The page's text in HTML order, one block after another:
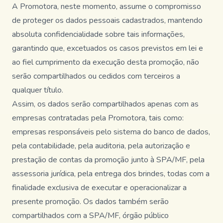
A Promotora, neste momento, assume o compromisso
de proteger os dados pessoais cadastrados, mantendo
absoluta confidencialidade sobre tais informações,
garantindo que, excetuados os casos previstos em lei e
ao fiel cumprimento da execução desta promoção, não
serão compartilhados ou cedidos com terceiros a
qualquer título.
Assim, os dados serão compartilhados apenas com as
empresas contratadas pela Promotora, tais como:
empresas responsáveis pelo sistema do banco de dados,
pela contabilidade, pela auditoria, pela autorização e
prestação de contas da promoção junto à SPA/MF, pela
assessoria jurídica, pela entrega dos brindes, todas com a
finalidade exclusiva de executar e operacionalizar a
presente promoção. Os dados também serão
compartilhados com a SPA/MF, órgão público